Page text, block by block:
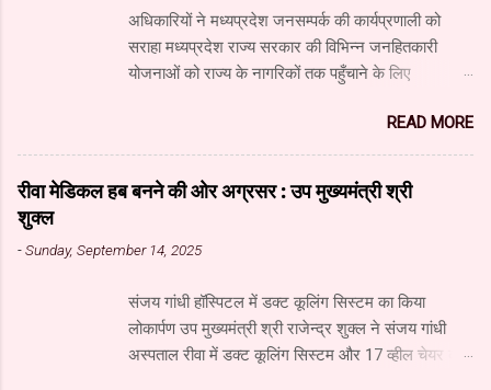
अधिकारियों ने मध्यप्रदेश जनसम्पर्क की कार्यप्रणाली को
सराहा मध्यप्रदेश राज्य सरकार की विभिन्न जनहितकारी
योजनाओं को राज्य के नागरिकों तक पहुँचाने के लिए
उपयोग कर रहा है। यहाँ पारंपरिक माध्यमों के साथ नवीनतम
डिजिटल और सोशल मीडिया का भी प्रभावी ढंग से उपयोग
किया जा रहा है। महाराष्ट्र सरकार के सूचना और जनसंपर्क
महानिदेशालय के वरिष्ठ अधिकारियों के अध्ययन दल ने
विभाग एवं माध्यम संस्थान के कार्यों की विस्तृत जानकारी प्राप्त
उपसंचालक (प्रशासन) श्री गोविंद अहंकारी, वरिष्ठ सहायक
संचालक (सूचना) श्री नंदकुमार वाघमारे, सहायक संचालक
(सूचना) श्री गजानन पाटील, सहायक संचालक (सूचना) श्री
READ MORE
रीवा मेडिकल हब बनने की ओर अग्रसर : उप मुख्यमंत्री श्री
शुक्ल
-Sunday, September 14, 2025
संजय गांधी हॉस्पिटल में डक्ट कूलिंग सिस्टम का किया
लोकार्पण उप मुख्यमंत्री श्री राजेन्द्र शुक्ल ने संजय गांधी
अस्पताल रीवा में डक्ट कूलिंग सिस्टम और 17 व्हील चेयर का